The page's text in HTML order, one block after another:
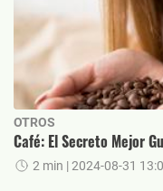
OTROS
Café: El Secreto Mejor
2 min | 2024-08-31